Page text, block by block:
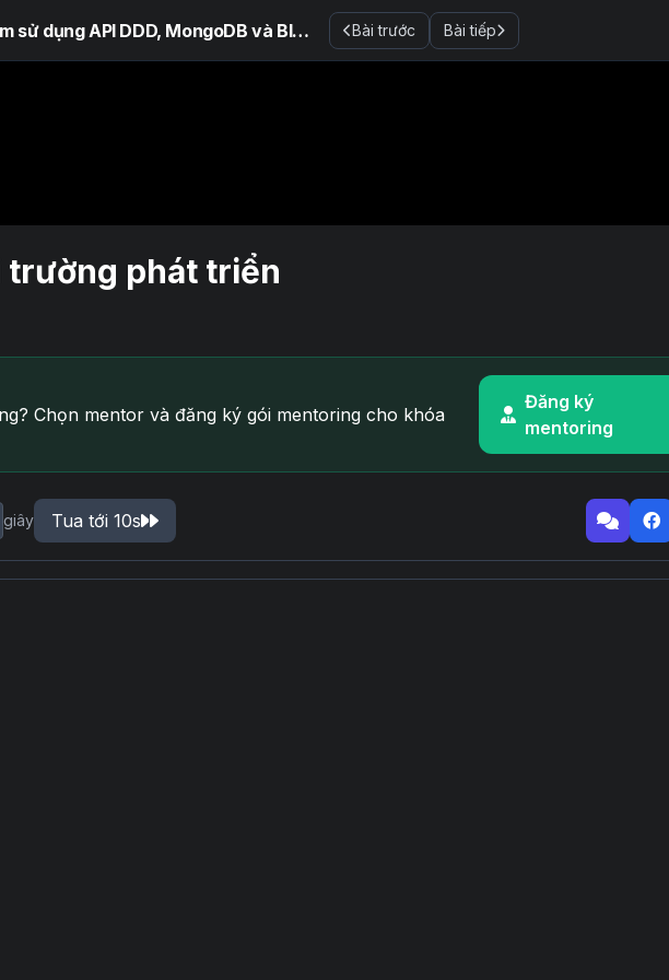
Phát triển ứng dụng trắc nghiệm sử dụng API DDD, MongoDB và Blazor Bài trước Bài tiếp
trường phát triển
Chọn mentor và đăng ký gói mentoring cho khóa
Đăng ký
mentoring
giây Tua tới 10s